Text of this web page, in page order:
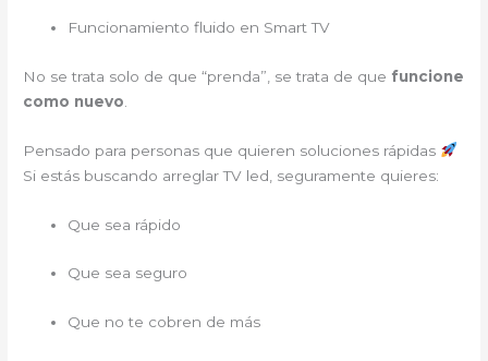
Funcionamiento fluido en Smart TV
No se trata solo de que “prenda”, se trata de que funcione
como nuevo
Pensado para personas que quieren soluciones rápidas
Si estás buscando arreglar TV led, seguramente quieres:
Que sea rápido
Que sea seguro
Que no te cobren de más